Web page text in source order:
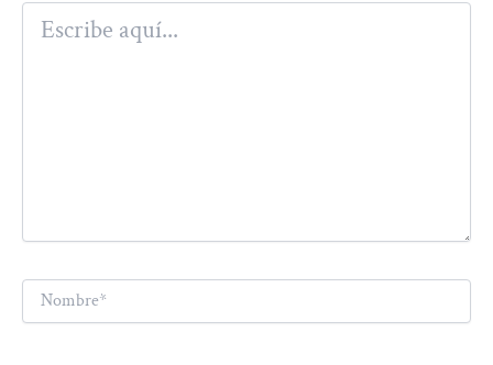
Escribe
aquí...
Nombre*